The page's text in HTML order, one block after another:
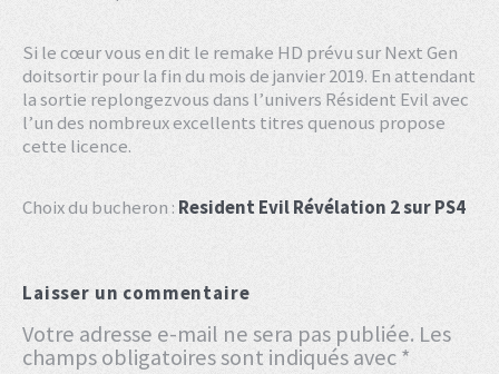
Si le cœur vous en dit le remake HD prévu sur Next Gen
doitsortir pour la fin du mois de janvier 2019. En attendant
la sortie replongezvous dans l’univers Résident Evil avec
l’un des nombreux excellents titres quenous propose
cette licence.
Choix du bucheron : Resident Evil Révélation 2 sur PS4
Laisser un commentaire
Votre adresse e-mail ne sera pas publiée. Les
champs obligatoires sont indiqués avec*